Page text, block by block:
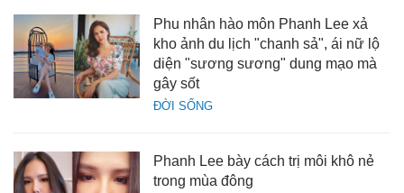
ĐỜI SỐNG
Phu nhân hào môn Phanh Lee xả
kho ảnh du lịch "chanh sả", ái nữ lộ
diện "sương sương" dung mạo mà
gây sốt
Phanh Lee bày cách trị môi khô nẻ
trong mùa đông